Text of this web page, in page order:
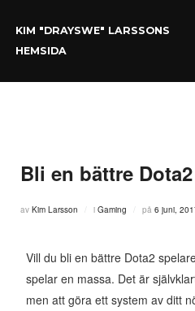
KIM "DRAYSWE" LARSSONS
HEMSIDA
Bli en bättre
av Kim Larsson i Gaming på Publicerat
6 juni,
Vill du bli en bättre Dota2
spelar en massa. Det är
men att göra ett system av ditt